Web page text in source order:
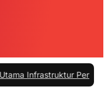
Pengisian